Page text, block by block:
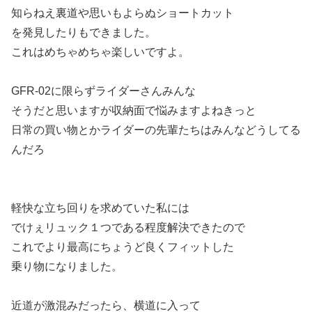
知らねえ裏道や思いもよらぬショートカット
を発見したりもできました。
これはめちゃめちゃ楽しいですよ。
GFR-02に限らずライダーさんみんな
そうだと思いますが収納面で悩みますよねきっと
日常の買い物とかライダーの先輩たちはみんなどうしてる
んだろ
軽快な立ち回りを求めていた私には
でけぇリュック１つである程度解決できたので
これでより最高にちょうど良くフィットした
乗り物になりました。
近道が激混みだったら、横道に入って